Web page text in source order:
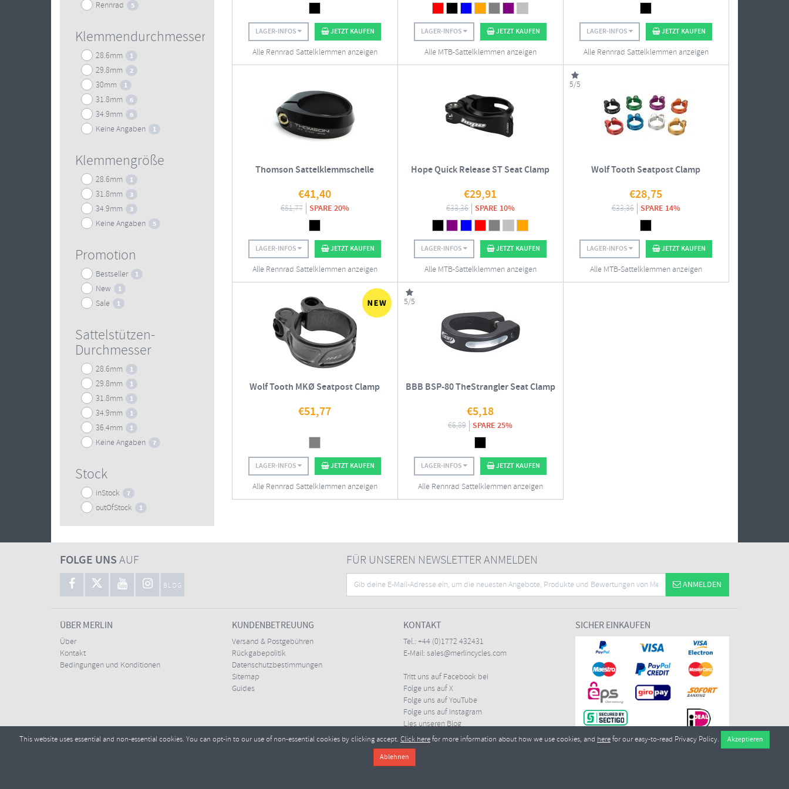
Rennrad 5
Klemmendurchmesser
28.6mm 1
29.8mm 2
30mm 1
31.8mm 6
34.9mm 6
Keine Angaben 1
Klemmengröße
28.6mm 1
31.8mm 3
34.9mm 3
Keine Angaben 5
Promotion
Bestseller 1
New 1
Sale 1
Sattelstützen-
Durchmesser
28.6mm 1
29.8mm 1
31.8mm 1
34.9mm 1
36.4mm 1
Keine Angaben 7
Stock
inStock 7
outOfStock 1
LAGER-INFOS JETZT KAUFEN
Alle Rennrad Sattelklemmen anzeigen
LAGER-INFOS JETZT KAUFEN
Alle MTB-Sattelklemmen anzeigen
LAGER-INFOS JETZT KAUFEN
Alle Rennrad Sattelklemmen anzeigen
Thomson Sattelklemmschelle
€41,40
€51,77 SPARE 20%
LAGER-INFOS JETZT KAUFEN
Alle Rennrad Sattelklemmen anzeigen
Hope Quick Release ST Seat Clamp
€29,91
€33,36 SPARE 10%
LAGER-INFOS JETZT KAUFEN
Alle MTB-Sattelklemmen anzeigen
5/5
Wolf Tooth Seatpost Clamp
€28,75
€33,36 SPARE 14%
LAGER-INFOS JETZT KAUFEN
Alle MTB-Sattelklemmen anzeigen
Wolf Tooth MKØ Seatpost Clamp
€51,77
LAGER-INFOS JETZT KAUFEN
Alle Rennrad Sattelklemmen anzeigen
5/5
BBB BSP-80 TheStrangler Seat Clamp
€5,18
€6,89 SPARE 25%
LAGER-INFOS JETZT KAUFEN
Alle Rennrad Sattelklemmen anzeigen
FOLGE UNSAUF
BLOG
FÜR UNSEREN NEWSLETTER ANMELDEN
ANMELDEN
ÜBER MERLIN
Über
Kontakt
Bedingungen und Konditionen
KUNDENBETREUUNG
Versand & Postgebühren
Rückgabepolitik
Datenschutzbestimmungen
Sitemap
Guides
KONTAKT
Tel.: +44 (0)1772 432431
E-Mail: sales@merlincycles.com
Tritt uns auf Facebook bei
Folge uns auf X
Folge uns auf YouTube
Folge uns auf Instagram
Lies unseren Blog
SICHER EINKAUFEN
Merlin Cycles Ltd., Unit A4 Buckshaw Link, Ordnance Road, Buckshaw Village, Chorley PR7 7EL United Kingdom
This website uses essential and non-essential cookies. You can opt-in to our use of non-essential cookies by clicking accept. Click herefor more information about how we use cookies, and herefor our easy-to-read Privacy Policy.